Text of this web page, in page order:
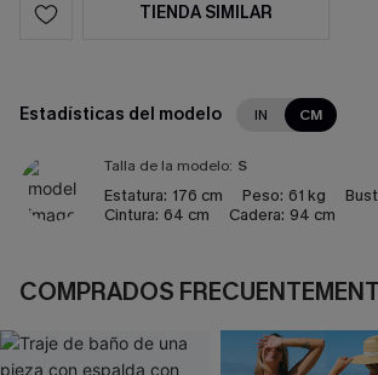
TIENDA SIMILAR
Estadísticas del modelo IN CM
Talla de la modelo: S
Estatura: 176 cm Peso: 61 kg
Cintura: 64 cm Cadera: 94 cm
COMPRADOS